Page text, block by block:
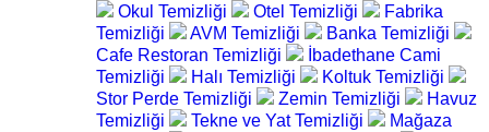
Okul Temizliği
Otel Temizliği
Fabrika
Temizliği
AVM Temizliği
Banka Temizliği
Cafe Restoran Temizliği
İbadethane Cami
Temizliği
Halı Temizliği
Koltuk Temizliği
Stor Perde Temizliği
Zemin Temizliği
Havuz
Temizliği
Tekne ve Yat Temizliği
Mağaza